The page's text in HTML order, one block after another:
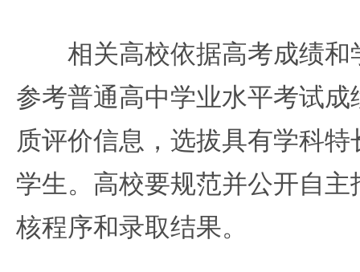
相关高校依据高考成绩和
参考普通高中学业水平考试
质评价信息，选拔具有学科
学生。高校要规范并公开自
核程序和录取结果。